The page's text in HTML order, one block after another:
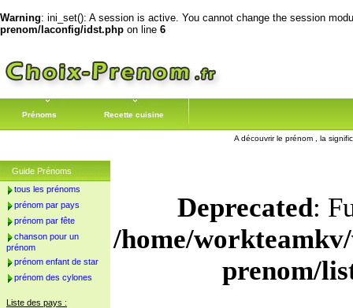
Warning: ini_set(): A session is active. You cannot change the session
prenom/laconfig/idst.php on line 6
Prénoms Recette cuisine
A découvrir le prénom , la
Deprecated:
/home/
prenom/
Guide Prénoms
tous les prénoms
prénom par pays
prénom par fête
chanson pour un
prénom
prénom enfant de star
prénom des cylones
Liste des pays :